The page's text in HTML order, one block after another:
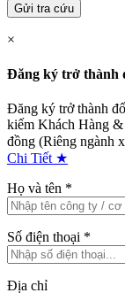
Gửi tra cứu
×
Đăng ký trở thành
Đăng ký trở thành
kiếm Khách Hàng
đồng (Riêng ngành
Chi Tiết ★
Họ và tên *
Số điện thoại *
Địa chỉ